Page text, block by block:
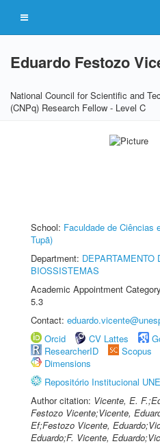
Eduardo Festozo
National Council for Scientific and
(CNPq) Research Fellow - Level C
School: Faculdade de Ciências
Tupã)
Department: DEPARTAMENTO
BIOSSISTEMAS
Academic Appointment
5.3
Contact:
Orcid
CV Lattes
ResearcherID
Scopus
Dimensions
Repositório Institucional
Author citation: Vicente, E.
Festozo Vicente;Vicente,
Ef;Festozo Vicente,
Eduardo;F. Vicente,